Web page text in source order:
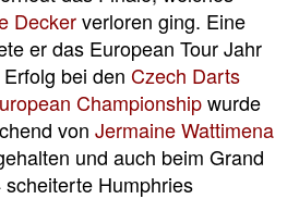
Deckerverloren ging. Eine
er das European Tour Jahr
bei den Czech Darts
Championshipwurde
von Jermaine Wattimena
und auch beim Grand
Humphries